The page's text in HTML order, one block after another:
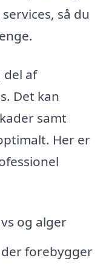
så du
del af
Det kan
samt
Her er
og alger
forebygger